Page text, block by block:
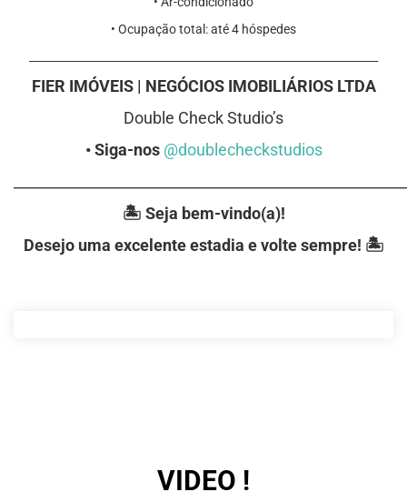
•⁠ Ocupação total: até 4 hóspedes
FIER IMÓVEIS | NEGÓCIOS IMOBILIÁRIOS LTDA
Double Check Studio’s
• Siga-nos @doublecheckstudios
🏝️ Seja bem-vindo(a)!
Desejo uma excelente estadia e volte sempre! 🏝️
VIDEO !